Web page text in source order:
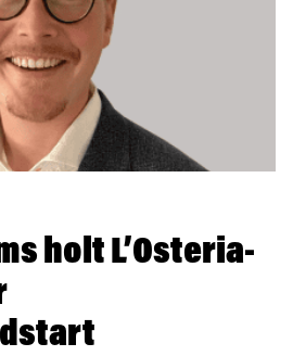
holt L’Osteria-